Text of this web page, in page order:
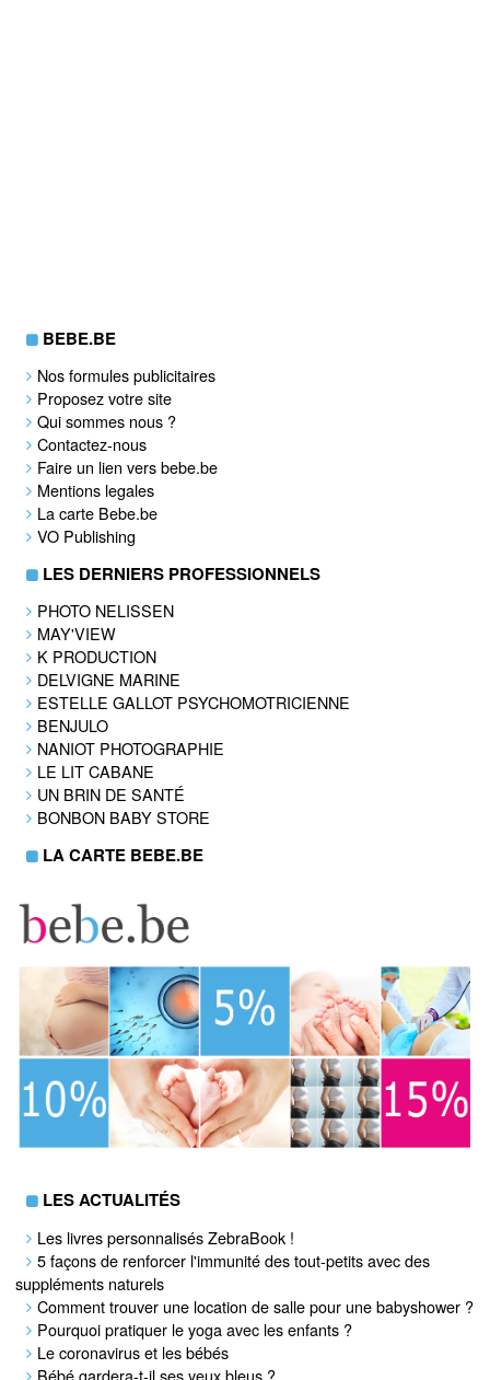
BEBE.BE
Nos formules publicitaires
Proposez votre site
Qui sommes nous ?
Contactez-nous
Faire un lien vers bebe.be
Mentions legales
La carte Bebe.be
VO Publishing
LES DERNIERS PROFESSIONNELS
PHOTO NELISSEN
MAY'VIEW
K PRODUCTION
DELVIGNE MARINE
ESTELLE GALLOT PSYCHOMOTRICIENNE
BENJULO
NANIOT PHOTOGRAPHIE
LE LIT CABANE
UN BRIN DE SANTÉ
BONBON BABY STORE
LA CARTE BEBE.BE
LES ACTUALITÉS
Les livres personnalisés ZebraBook !
5 façons de renforcer l'immunité des tout-petits avec des
suppléments naturels
Comment trouver une location de salle pour une babyshower ?
Pourquoi pratiquer le yoga avec les enfants ?
Le coronavirus et les bébés
Bébé gardera-t-il ses yeux bleus ?